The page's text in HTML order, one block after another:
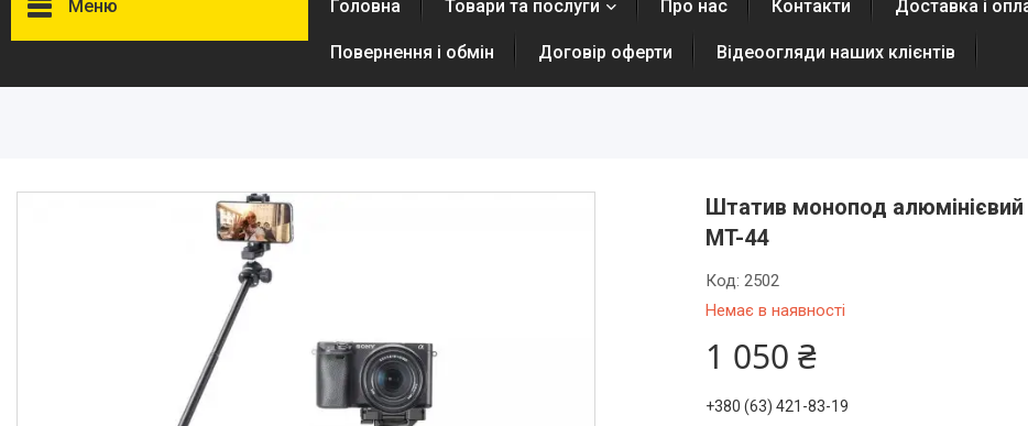
Меню
Лампи для постійного та
Набори постійного світла для
Набори імпульсного світла
Фото відбивачі, тримачі для
Головна Товари та послуги Про нас Контакти Доставка і
Повернення і обмін Договір оферти Відеоогляди наших клієнтів
Штатив монопод
MT-44
Немає в наявності
Код:2502
1 050 ₴
+380 (63) 421-83-19